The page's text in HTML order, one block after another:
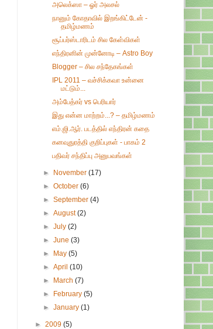
அலெக்ஸா – ஓர் அலசல்
நானும் கோதாவில் இறங்கிட்டேன் -
தமிழ்மணம்
சூப்பர்ஸ்டாரிடம் சில கேள்விகள்
எந்திரனின் முன்னோடி – Astro Boy
Blogger – சில சந்தேகங்கள்
IPL 2011 – வச்சிக்கவா உன்னை
மட்டும்...
அம்பேத்கர் vs பெரியார்
இது என்ன மாற்றம்...? – தமிழ்மணம்
எம்.ஜி.ஆர். படத்தில் எந்திரன் கதை
கனவுதுரத்தி குறிப்புகள் - பாகம் 2
பதிவர் சந்திப்பு அனுபவங்கள்
► November(17)
►October(6)
►September(4)
►August(2)
►July(2)
►June(3)
►
May(5)
►April(10)
►
March(7)
►
February(5)
►January(1)
► 2009 (5)